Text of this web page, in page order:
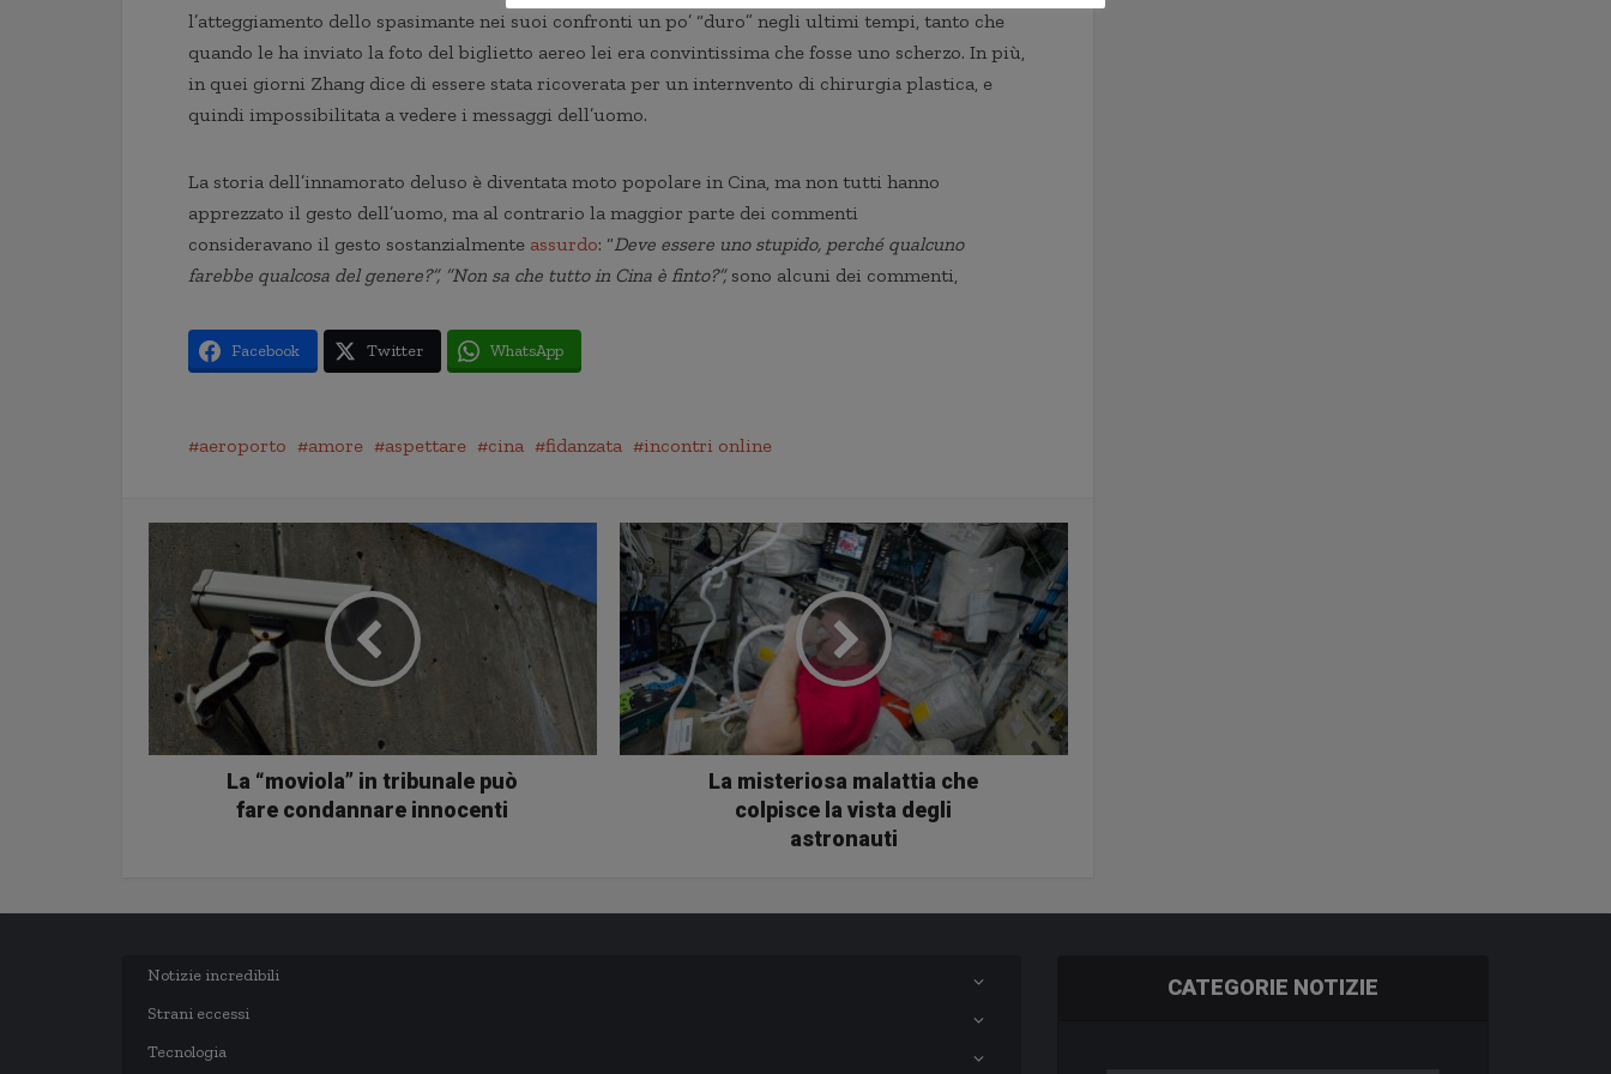
l’atteggiamento dello spasimante nei suoi confronti un po’ “duro” negli ultimi tempi, tanto che
quando le ha inviato la foto del biglietto aereo lei era convintissima che fosse uno scherzo. In più,
in quei giorni Zhang dice di essere stata ricoverata per un internvento di chirurgia plastica, e
quindi impossibilitata a vedere i messaggi dell’uomo.
La storia dell’innamorato deluso è diventata moto popolare in Cina, ma non tutti hanno
apprezzato il gesto dell’uomo, ma al contrario la maggior parte dei commenti
consideravano il gesto sostanzialmente assurdo: “Deve essere uno stupido, perché qualcuno
farebbe qualcosa del genere?”, “Non sa che tutto in Cina è finto?”, sono alcuni dei commenti,
Facebook Twitter WhatsApp
aeroporto amore aspettare cina fidanzata incontri online
La “moviola” in tribunale può
fare condannare innocenti
La misteriosa malattia che
colpisce la vista degli
astronauti
Notizie incredibili
Strani eccessi
Tecnologia
CATEGORIE NOTIZIE